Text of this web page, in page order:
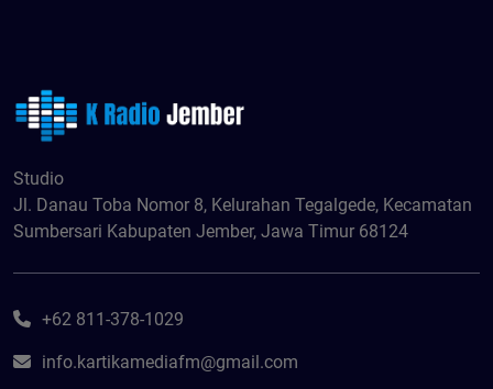
Studio
Jl. Danau Toba Nomor 8, Kelurahan Tegalgede, Kecamatan
Sumbersari Kabupaten Jember, Jawa Timur 68124
+62 811-378-1029
info.kartikamediafm@gmail.com